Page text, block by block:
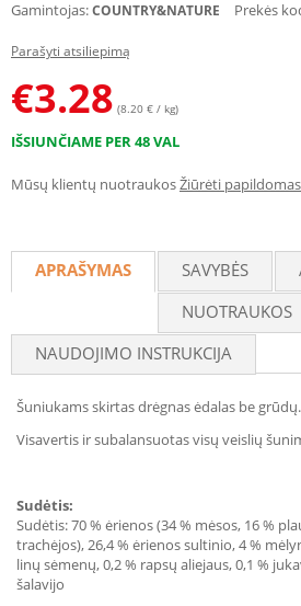
Gamintojas:COUNTRY&NATURE Prekės
Parašyti atsiliepimą
€3.28 (8.20 € / kg)
IŠSIUNČIAME PER 48 VAL
Mūsų klientų nuotraukosŽiūrėti
APRAŠYMAS SAVYBĖS
NUOTRAUKOS
NAUDOJIMO INSTRUKCIJA
Šuniukams skirtas drėgnas ėdalas be grūdų.
Visavertis ir subalansuotas visų veislių
Sudėtis:
Sudėtis: 70 % ėrienos (34 % mėsos, 16 %
trachėjos), 26,4 % ėrienos sultinio, 4 %
linų sėmenų, 0,2 % rapsų aliejaus, 0,1 %
šalavijo